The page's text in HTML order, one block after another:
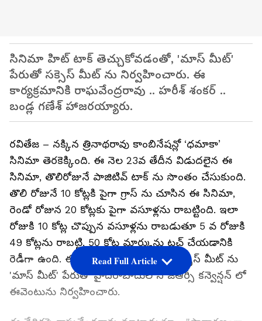
సినిమా హిట్ టాక్ తెచ్చుకోవడంతో, 'మాస్ మీట్'
పేరుతో సక్సెస్ మీట్ ను నిర్వహించారు. ఈ
కార్యక్రమానికి రాఘవేంద్రరావు .. హరీశ్ శంకర్ ..
బండ్ల గణేశ్ హాజరయ్యారు.
రవితేజ – నక్కిన త్రినాథరావు కాంబినేషన్లో ‘ధమాకా’
సినిమా తెరకెక్కింది. ఈ నెల 23వ తేదీన విడుదలైన ఈ
సినిమా, తొలిరోజునే పాజిటివ్‌ టాక్ ను సొంతం చేసుకుంది.
తొలి రోజునే 10 కోట్లకి పైగా గ్రాస్ ను చూసిన ఈ సినిమా,
రెండో రోజున 20 కోట్లకు పైగా వసూళ్లను రాబట్టింది. ఇలా
రోజుకి 10 కోట్ల చొప్పున వసూళ్లను రాబడుతూ 5 వ రోజుకి
49 కోట్లను రాబట్టి, 50 కోట్ల మార్కును టచ్ చేయడానికి
రెడీగా ఉంది. ఈ నేపథ్యంలో ఈ సినిమా సక్సెస్ మీట్ ను
'మాస్ మీట్' పేరుతో హైదరాబాదులోని జేఆర్సీ కన్వెన్షన్ లో
ఈవెంటును నిర్వహించారు.
Read Full Article